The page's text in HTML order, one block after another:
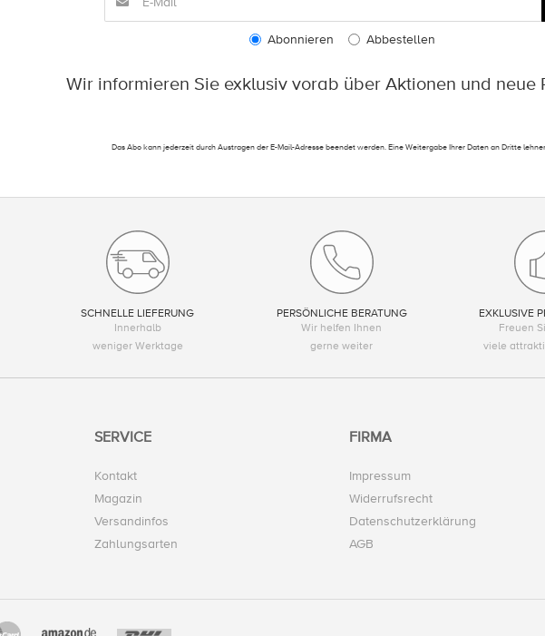
Abonnieren Abbestellen
Wir informieren Sie exklusiv vorab über Aktionen und neue
Das Abo kann jederzeit durch Austragen der E-Mail-Adresse beendet werden. Eine Weitergabe Ihrer Daten an Dritte
SCHNELLE LIEFERUNG
Innerhalb
weniger Werktage
PERSÖNLICHE BERATUNG
Wir helfen Ihnen
gerne weiter
EXKLUSIVE
Freuen
viele
SERVICE
Kontakt
Magazin
Versandinfos
Zahlungsarten
FIRMA
Impressum
Widerrufsrecht
Datenschutzerklärung
AGB